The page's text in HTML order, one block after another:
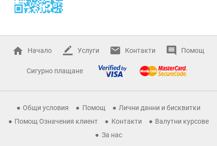
Начало Услуги Контакти Помощ
Сигурно плащане
Общи условия Помощ
Лични данни и бисквитки
Помощ Означения клиент
Контакти
Валутни курсове
За нас